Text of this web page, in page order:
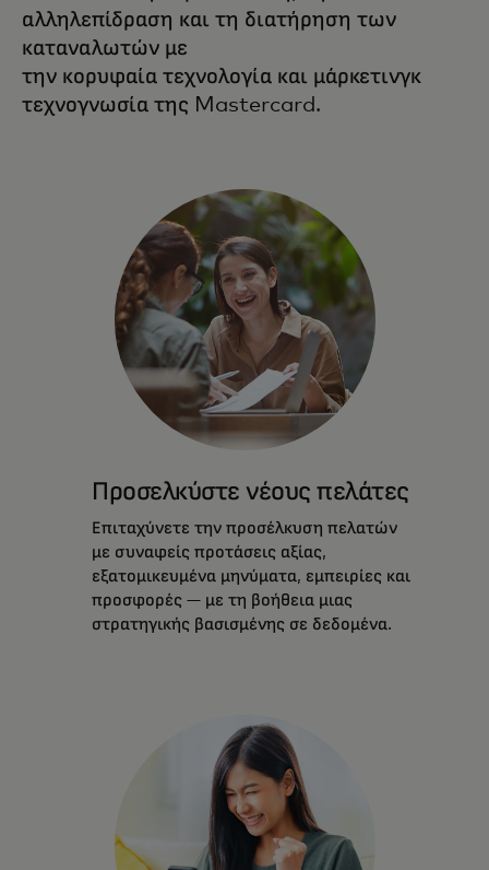
αλληλεπίδραση και τη διατήρηση των
καταναλωτών με
την κορυφαία τεχνολογία και μάρκετινγκ
τεχνογνωσία της Mastercard.
Προσελκύστε νέους πελάτες
Επιταχύνετε την προσέλκυση πελατών
με συναφείς προτάσεις αξίας,
εξατομικευμένα μηνύματα, εμπειρίες και
προσφορές — με τη βοήθεια μιας
στρατηγικής βασισμένης σε δεδομένα.